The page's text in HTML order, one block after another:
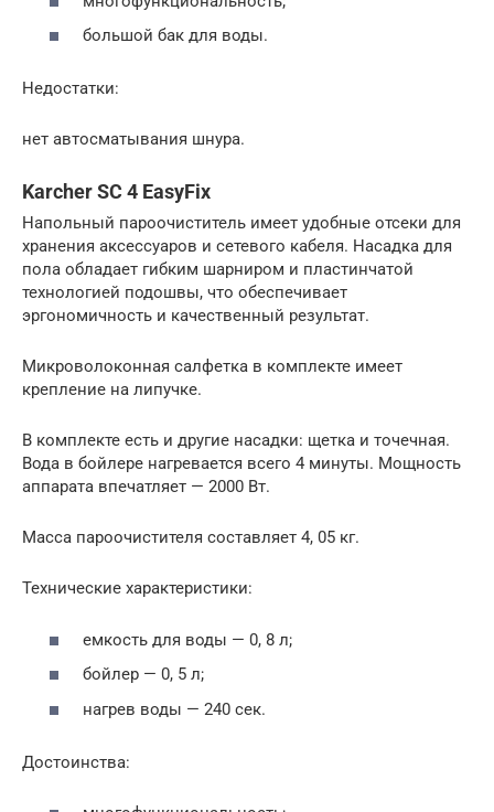
большой бак для воды.
Недостатки:
нет автосматывания шнура.
Karcher SC 4 EasyFix
Напольный пароочиститель имеет удобные отсеки для
хранения аксессуаров и сетевого кабеля. Насадка для
пола обладает гибким шарниром и пластинчатой
технологией подошвы, что обеспечивает
эргономичность и качественный результат.
Микроволоконная салфетка в комплекте имеет
крепление на липучке.
В комплекте есть и другие насадки: щетка и точечная.
Вода в бойлере нагревается всего 4 минуты. Мощность
аппарата впечатляет — 2000 Вт.
Масса пароочистителя составляет 4, 05 кг.
Технические характеристики:
емкость для воды — 0, 8 л;
бойлер — 0, 5 л;
нагрев воды — 240 сек.
Достоинства: